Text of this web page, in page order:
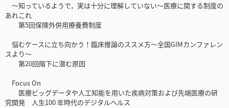
～知っているようで，実は十分に理解していない～医療に関する制度の
あれこれ
第5回保険外併用療養費制度
悩むケースに立ち向かう！臨床推論のススメ方～全国GIMカンファレン
スより～
第20回階下に潜む原因
Focus On
医療ビッグデータや人工知能を用いた疾病対策および先端医療の研
究開発 人生100 年時代のデジタルヘルス